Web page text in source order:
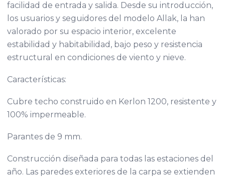
facilidad de entrada y salida. Desde su introducción,
los usuarios y seguidores del modelo Allak, la han
valorado por su espacio interior, excelente
estabilidad y habitabilidad, bajo peso y resistencia
estructural en condiciones de viento y nieve.
Características:
Cubre techo construido en Kerlon 1200, resistente y
100% impermeable.
Parantes de 9 mm.
Construcción diseñada para todas las estaciones del
año. Las paredes exteriores de la carpa se extienden